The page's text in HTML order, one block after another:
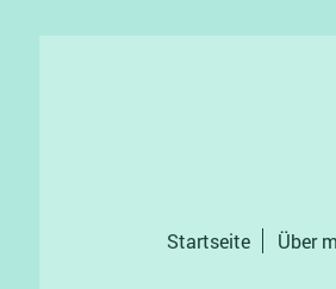
Startseite Über